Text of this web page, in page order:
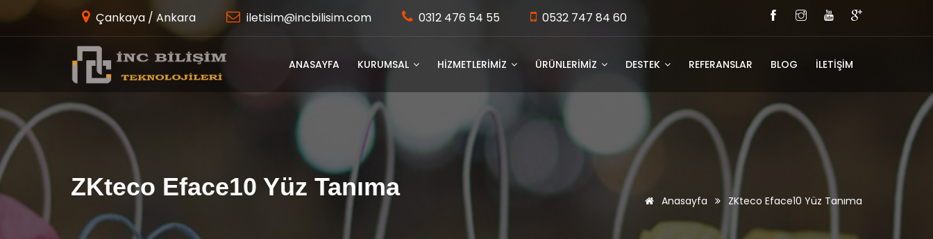
Çankaya / Ankara iletisim@incbilisim.com 0312 476 54 55 0532 747 84 60
ANASAYFA KURUMSAL HİZMETLERİMİZ ÜRÜNLERİMİZ DESTEK REFERANSLAR BLOG İLETİŞİM
ZKteco Eface10 Yüz Tanıma Anasayfa ZKteco Eface10 Yüz Tanıma